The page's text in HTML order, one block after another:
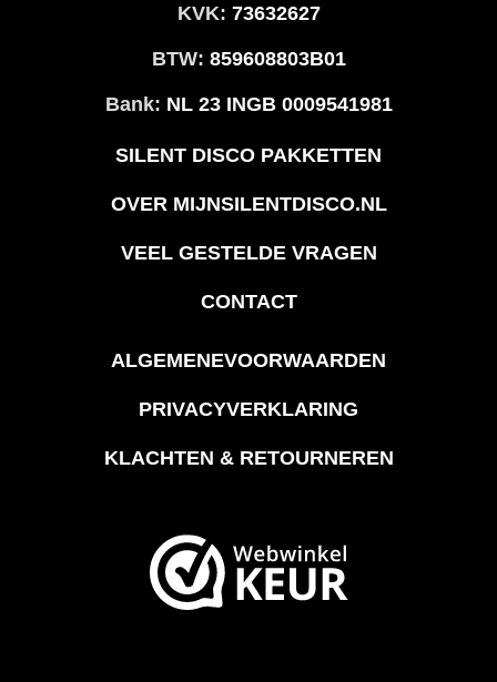
KVK: 73632627
BTW: 859608803B01
Bank: NL 23 INGB 0009541981
SILENT DISCO PAKKETTEN
OVER MIJNSILENTDISCO.NL
VEEL GESTELDE VRAGEN
CONTACT
ALGEMENEVOORWAARDEN
PRIVACYVERKLARING
KLACHTEN & RETOURNEREN